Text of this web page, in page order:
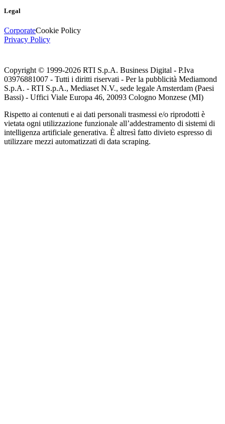
Legal
CorporateCookie Policy
Privacy Policy
Copyright © 1999-2026 RTI S.p.A. Business Digital - P.Iva
03976881007 - Tutti i diritti riservati - Per la pubblicità Mediamond
S.p.A. - RTI S.p.A., Mediaset N.V., sede legale Amsterdam (Paesi
Bassi) - Uffici Viale Europa 46, 20093 Cologno Monzese (MI)
Rispetto ai contenuti e ai dati personali trasmessi e/o riprodotti è
vietata ogni utilizzazione funzionale all’addestramento di sistemi di
intelligenza artificiale generativa. È altresì fatto divieto espresso di
utilizzare mezzi automatizzati di data scraping.